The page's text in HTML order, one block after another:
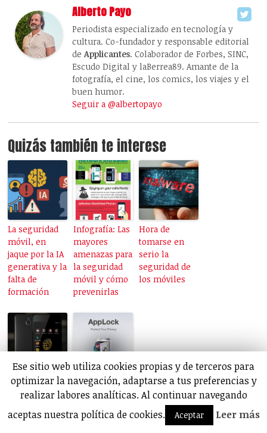
Alberto Payo
Periodista especializado en tecnología y
cultura. Co-fundador y responsable editorial
deApplicantes. Colaborador de Forbes, SINC,
Escudo Digital y laBerrea89. Amante de la
fotografía, el cine, los comics, los viajes y el
buen humor.
Seguir a @albertopayo
Quizás también te interese
La seguridad
móvil, en
jaque por la IA
generativa y la
falta de
formación
Infografía: Las
mayores
amenazas para
la seguridad
móvil y cómo
prevenirlas
Hora de
tomarse en
serio la
seguridad de
los móviles
Blackphone
lanzará la
store centrada
AppLock: «Una
vez que has
privacidad, te
Ese sitio web utiliza cookies propias y de terceros para
optimizar la navegación, adaptarse a tus preferencias y
realizar labores analíticas. Al continuar navegando
aceptas nuestra política de cookies.
Aceptar Leer más